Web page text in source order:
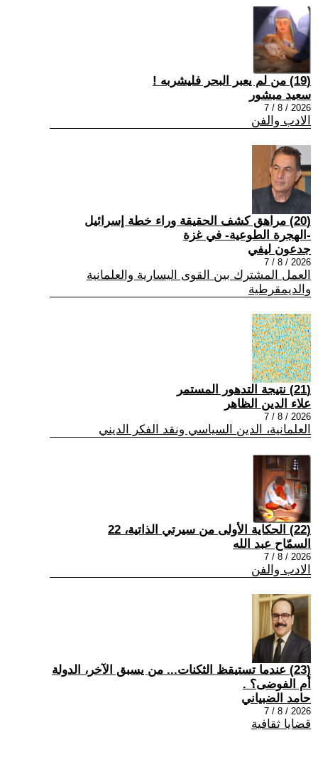
(19) من لم يعبر البحر فليشربه !
سعيد مبشور
2026 / 8 / 7
الادب والفن
(20) مراهق كشف الحقيقة وراء خطة إسرائيل
-الهجرة الطوعية- في غزة
جدعون ليفي
2026 / 8 / 7
العمل المشترك بين القوى اليسارية والعلمانية
والديمقرطية
(21) نتيجة التدهور المستمر
علاء الدين الظاهر
2026 / 8 / 7
العلمانية، الدين السياسي ونقد الفكر الديني
(22) الحكاية الأولى من سيرتي الذاتية، 22
السمّاح عبد الله
2026 / 8 / 7
الادب والفن
(23) عندما تستيقظ الثكنات... من يسبق الآخر، الدولة
أم الفوضى؟ .
حامد الضبياني
2026 / 8 / 7
قضايا ثقافية